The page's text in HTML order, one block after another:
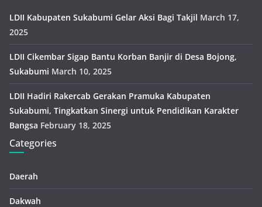
LDII Kabupaten Sukabumi Gelar Aksi Bagi Takjil March 17,
2025
LDII Cikembar Sigap Bantu Korban Banjir di Desa Bojong,
Sukabumi March 10, 2025
LDII Hadiri Rakercab Gerakan Pramuka Kabupaten
Sukabumi, Tingkatkan Sinergi untuk Pendidikan Karakter
Bangsa February 18, 2025
Categories
Daerah
Dakwah